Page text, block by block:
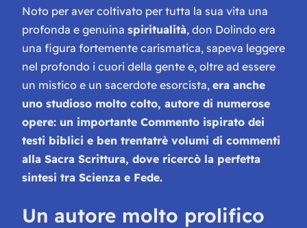
Noto per aver coltivato per tutta la sua vita una
profonda e genuina spiritualità, don Dolindo era
una figura fortemente carismatica, sapeva leggere
nel profondo i cuori della gente e, oltre ad essere
un mistico e un sacerdote esorcista, era anche
uno studioso molto colto, autore di numerose
opere: un importante Commento ispirato dei
testi biblici e ben trentatrè volumi di commenti
alla Sacra Scrittura, dove ricercò la perfetta
sintesi tra Scienza e Fede.
Un autore molto prolifico